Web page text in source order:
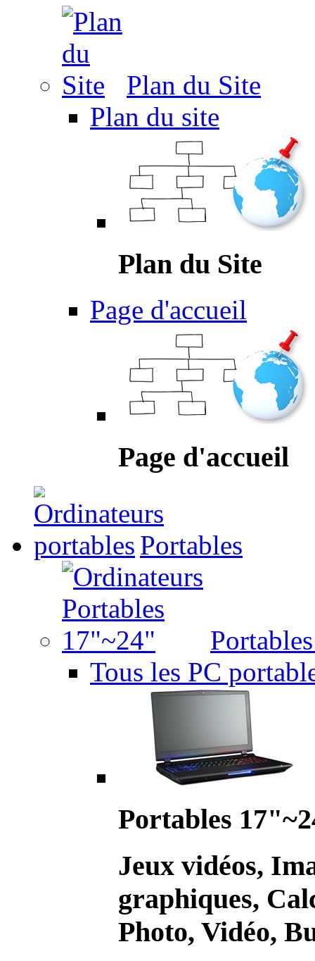
Plan du Site
Plan du site
Plan du Site
Page d'accueil
Page d'accueil
Portables
Tous les PC
Portables
Jeux vidéos,
graphiques,
Photo, Vidéo,